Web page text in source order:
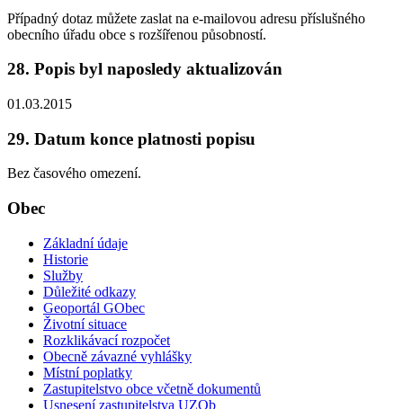
Případný dotaz můžete zaslat na e-mailovou adresu příslušného
obecního úřadu obce s rozšířenou působností.
28. Popis byl naposledy aktualizován
01.03.2015
29. Datum konce platnosti popisu
Bez časového omezení.
Obec
Základní údaje
Historie
Služby
Důležité odkazy
Geoportál GObec
Životní situace
Rozklikávací rozpočet
Obecně závazné vyhlášky
Místní poplatky
Zastupitelstvo obce včetně dokumentů
Usnesení zastupitelstva UZOb